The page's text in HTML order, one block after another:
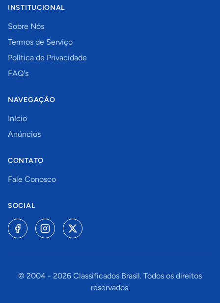
INSTITUCIONAL
Sobre Nós
Termos de Serviço
Política de Privacidade
FAQ's
NAVEGAÇÃO
Início
Anúncios
CONTATO
Fale Conosco
SOCIAL
© 2004 - 2026 Classificados Brasil. Todos os direitos
reservados.